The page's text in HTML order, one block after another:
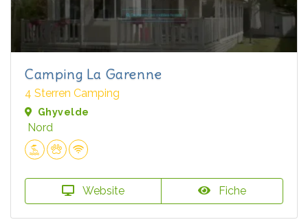
Camping La Garenne
4 Sterren Camping
Ghyvelde
Nord
Website Fiche